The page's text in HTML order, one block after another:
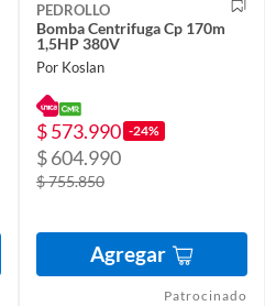
PEDROLLO
Bomba Centrifuga Cp 170m
1,5HP 380V
Por Koslan
$ 573.990 -24%
$ 604.990
$ 755.850
Agregar
Patrocinado